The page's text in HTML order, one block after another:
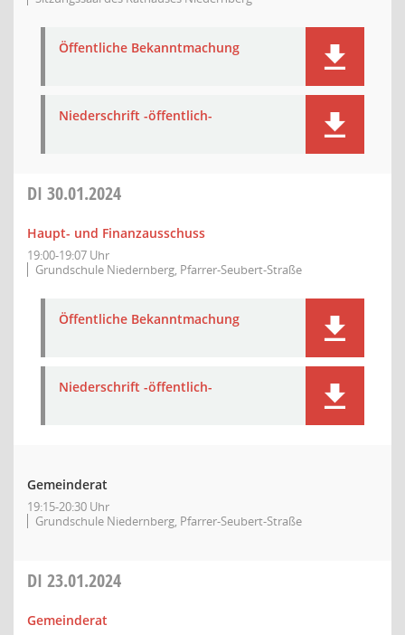
Öffentliche Bekanntmachung
Niederschrift -öffentlich-
DI 30.01.2024
Haupt- und Finanzausschuss
19:00-19:07 Uhr
Grundschule Niedernberg, Pfarrer-Seubert-Straße
Öffentliche Bekanntmachung
Niederschrift -öffentlich-
Gemeinderat
19:15-20:30 Uhr
Grundschule Niedernberg, Pfarrer-Seubert-Straße
DI 23.01.2024
Gemeinderat